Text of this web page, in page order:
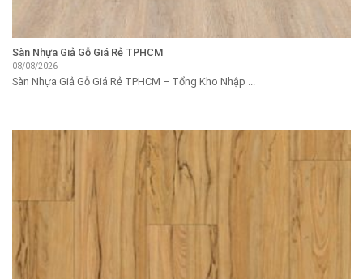
Sàn Nhựa Giả Gỗ Giá Rẻ TPHCM
08/08/2026
Sàn Nhựa Giả Gỗ Giá Rẻ TPHCM – Tổng Kho Nhập ...